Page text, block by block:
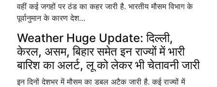
वहीं कई जगहों पर ठंड का कहर जारी है. भारतीय मौसम विभाग के
पूर्वानुमान के कारण देश…
Weather Huge Update: दिल्ली,
केरल, असम, बिहार समेत इन राज्यों में भारी
बारिश का अलर्ट, लू को लेकर भी चेतावनी जारी
इन दिनों देशभर में मौसम का डबल अटैक जारी है. कई राज्यों में